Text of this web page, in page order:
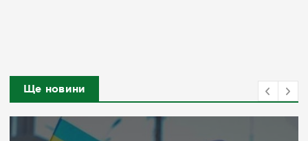
Ще новини